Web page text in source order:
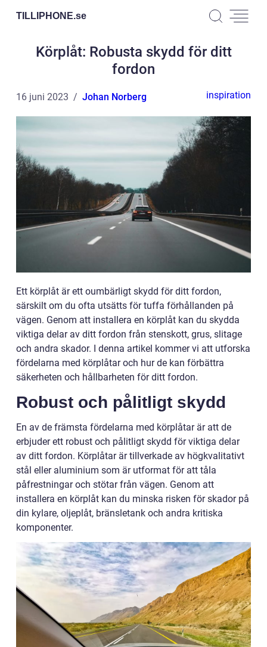
TILLIPHONE.se
Körplåt: Robusta skydd för ditt
fordon
16 juni 2023 Johan Norberg inspiration
Ett körplåt är ett oumbärligt skydd för ditt fordon,
särskilt om du ofta utsätts för tuffa förhållanden på
vägen. Genom att installera en körplåt kan du skydda
viktiga delar av ditt fordon från stenskott, grus, slitage
och andra skador. I denna artikel kommer vi att utforska
fördelarna med körplåtar och hur de kan förbättra
säkerheten och hållbarheten för ditt fordon.
Robust och pålitligt skydd
En av de främsta fördelarna med körplåtar är att de
erbjuder ett robust och pålitligt skydd för viktiga delar
av ditt fordon. Körplåtar är tillverkade av högkvalitativt
stål eller aluminium som är utformat för att tåla
påfrestningar och stötar från vägen. Genom att
installera en körplåt kan du minska risken för skador på
din kylare, oljeplåt, bränsletank och andra kritiska
komponenter.